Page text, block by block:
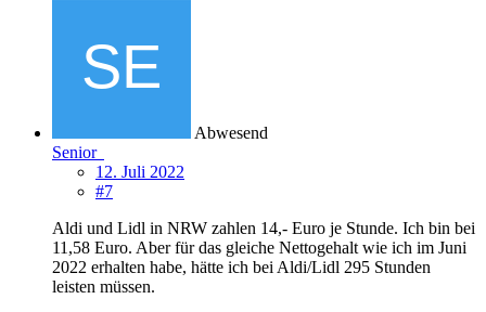
Abwesend
Senior
12. Juli 2022
#7
Aldi und Lidl in NRW zahlen 14,- Euro je Stunde. Ich bin bei
11,58 Euro. Aber für das gleiche Nettogehalt wie ich im Juni
2022 erhalten habe, hätte ich bei Aldi/Lidl 295 Stunden
leisten müssen.